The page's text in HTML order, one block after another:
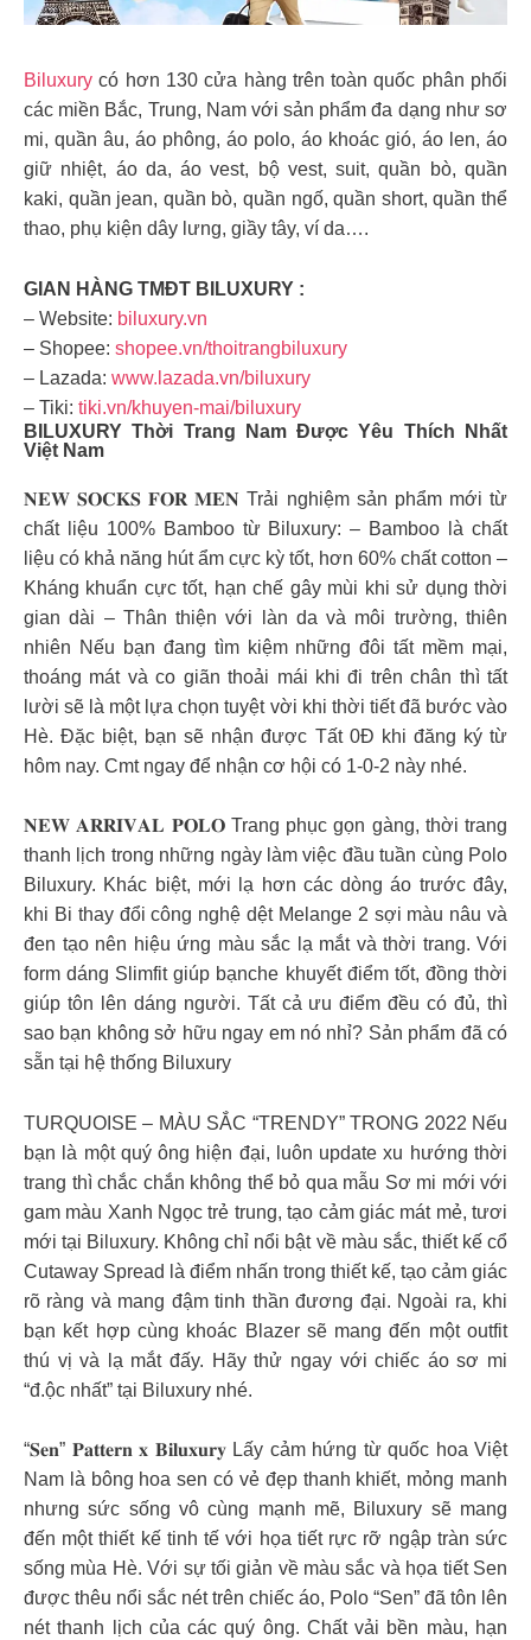
Biluxury có hơn 130 cửa hàng trên toàn quốc phân phối
các miền Bắc, Trung, Nam với sản phẩm đa dạng như sơ
mi, quần âu, áo phông, áo polo, áo khoác gió, áo len, áo
giữ nhiệt, áo da, áo vest, bộ vest, suit, quần bò, quần
kaki, quần jean, quần bò, quần ngố, quần short, quần thể
thao, phụ kiện dây lưng, giầy tây, ví da….
GIAN HÀNG TMĐT BILUXURY :
– Website: biluxury.vn
– Shopee: shopee.vn/thoitrangbiluxury
– Lazada: www.lazada.vn/biluxury
– Tiki: tiki.vn/khuyen-mai/biluxury
BILUXURY Thời Trang Nam Được Yêu Thích Nhất
Việt Nam
𝐍𝐄𝐖 𝐒𝐎𝐂𝐊𝐒 𝐅𝐎𝐑 𝐌𝐄𝐍 Trải nghiệm sản phẩm mới từ
chất liệu 100% Bamboo từ Biluxury: – Bamboo là chất
liệu có khả năng hút ẩm cực kỳ tốt, hơn 60% chất cotton –
Kháng khuẩn cực tốt, hạn chế gây mùi khi sử dụng thời
gian dài – Thân thiện với làn da và môi trường, thiên
nhiên Nếu bạn đang tìm kiệm những đôi tất mềm mại,
thoáng mát và co giãn thoải mái khi đi trên chân thì tất
lười sẽ là một lựa chọn tuyệt vời khi thời tiết đã bước vào
Hè. Đặc biệt, bạn sẽ nhận được Tất 0Đ khi đăng ký từ
hôm nay. Cmt ngay để nhận cơ hội có 1-0-2 này nhé.
𝐍𝐄𝐖 𝐀𝐑𝐑𝐈𝐕𝐀𝐋 𝐏𝐎𝐋𝐎 Trang phục gọn gàng, thời trang
thanh lịch trong những ngày làm việc đầu tuần cùng Polo
Biluxury. Khác biệt, mới lạ hơn các dòng áo trước đây,
khi Bi thay đổi công nghệ dệt Melange 2 sợi màu nâu và
đen tạo nên hiệu ứng màu sắc lạ mắt và thời trang. Với
form dáng Slimfit giúp bạnche khuyết điểm tốt, đồng thời
giúp tôn lên dáng người. Tất cả ưu điểm đều có đủ, thì
sao bạn không sở hữu ngay em nó nhỉ? Sản phẩm đã có
sẵn tại hệ thống Biluxury
TURQUOISE – MÀU SẮC “TRENDY” TRONG 2022 Nếu
bạn là một quý ông hiện đại, luôn update xu hướng thời
trang thì chắc chắn không thể bỏ qua mẫu Sơ mi mới với
gam màu Xanh Ngọc trẻ trung, tạo cảm giác mát mẻ, tươi
mới tại Biluxury. Không chỉ nổi bật về màu sắc, thiết kế cổ
Cutaway Spread là điểm nhấn trong thiết kế, tạo cảm giác
rõ ràng và mang đậm tinh thần đương đại. Ngoài ra, khi
bạn kết hợp cùng khoác Blazer sẽ mang đến một outfit
thú vị và lạ mắt đấy. Hãy thử ngay với chiếc áo sơ mi
“đ.ộc nhất” tại Biluxury nhé.
“𝐒𝐞𝐧” 𝐏𝐚𝐭𝐭𝐞𝐫𝐧 𝐱 𝐁𝐢𝐥𝐮𝐱𝐮𝐫𝐲 Lấy cảm hứng từ quốc hoa Việt
Nam là bông hoa sen có vẻ đẹp thanh khiết, mỏng manh
nhưng sức sống vô cùng mạnh mẽ, Biluxury sẽ mang
đến một thiết kế tinh tế với họa tiết rực rỡ ngập tràn sức
sống mùa Hè. Với sự tối giản về màu sắc và họa tiết Sen
được thêu nổi sắc nét trên chiếc áo, Polo “Sen” đã tôn lên
nét thanh lịch của các quý ông. Chất vải bền màu, hạn